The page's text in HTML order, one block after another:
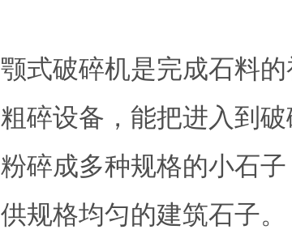
颚式破碎机是完成石料
粗碎设备，能把进入到
粉碎成多种规格的小石
供规格均匀的建筑石子。